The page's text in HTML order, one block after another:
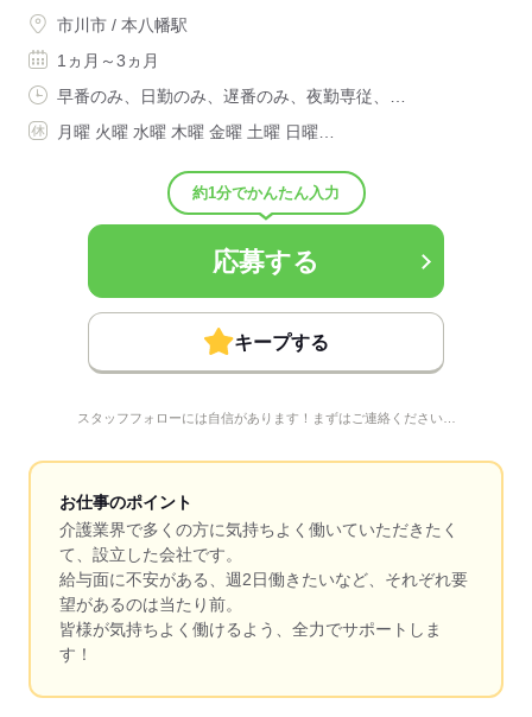
市川市 / 本八幡駅
1ヵ月～3ヵ月
早番のみ、日勤のみ、遅番のみ、夜勤専従、…
月曜 火曜 水曜 木曜 金曜 土曜 日曜…
約1分でかんたん入力
応募する
キープする
スタッフフォローには自信があります！まずはご連絡ください…
お仕事のポイント
介護業界で多くの方に気持ちよく働いていただきたく
て、設立した会社です。
給与面に不安がある、週2日働きたいなど、それぞれ要
望があるのは当たり前。
皆様が気持ちよく働けるよう、全力でサポートしま
す！